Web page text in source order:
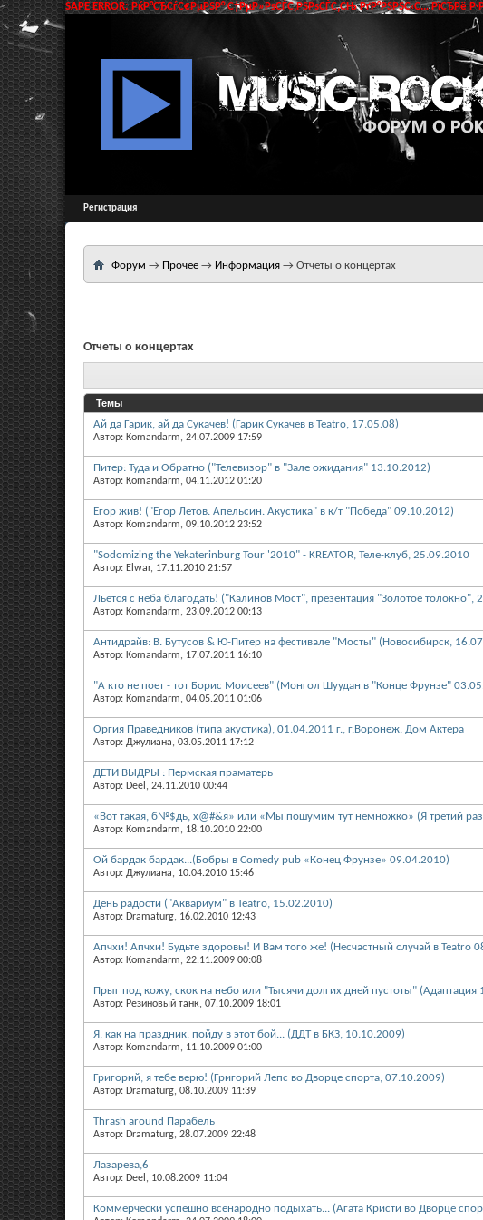
SAPE ERROR: РќР°СЂСѓС€РµРЅР° С†РµР»РѕСЃС‚РЅРѕСЃС‚СЊ РґР°РЅРЅС‹С…
Регистрация
Форум → Прочее → Информация → Отчеты о концертах
Отчеты о концертах
Темы
Ай да Гарик, ай да Сукачев! (Гарик Сукачев в Teatro, 17.05.08)
Автор: Komandarm, 24.07.2009 17:59
Питер: Туда и Обратно ("Телевизор" в "Зале ожидания" 13.10.2012)
Автор: Komandarm, 04.11.2012 01:20
Егор жив! ("Егор Летов. Апельсин. Акустика" в к/т "Победа" 09.10.2012)
Автор: Komandarm, 09.10.2012 23:52
"Sodomizing the Yekaterinburg Tour '2010" - KREATOR, Теле-клуб, 25.09.2010
Автор: Elwar, 17.11.2010 21:57
Льется с неба благодать! ("Калинов Мост", презентация "Золотое толокно",
Автор: Komandarm, 23.09.2012 00:13
Антидрайв: В. Бутусов & Ю-Питер на фестивале "Мосты" (Новосибирск,
Автор: Komandarm, 17.07.2011 16:10
"А кто не поет - тот Борис Моисеев" (Монгол Шуудан в "Конце Фрунзе"
Автор: Komandarm, 04.05.2011 01:06
Оргия Праведников (типа акустика), 01.04.2011 г., г.Воронеж. Дом Актера
Автор: Джулиана, 03.05.2011 17:12
ДЕТИ ВЫДРЫ : Пермская праматерь
Автор: Deel, 24.11.2010 00:44
«Вот такая, б№$дь, х@#&я» или «Мы пошумим тут немножко» (Я третий раз
Автор: Komandarm, 18.10.2010 22:00
Ой бардак бардак...(Бобры в Comedy pub «Конец Фрунзе» 09.04.2010)
Автор: Джулиана, 10.04.2010 15:46
День радости ("Аквариум" в Teatro, 15.02.2010)
Автор: Dramaturg, 16.02.2010 12:43
Апчхи! Апчхи! Будьте здоровы! И Вам того же! (Несчастный случай в Teatro
Автор: Komandarm, 22.11.2009 00:08
Прыг под кожу, скок на небо или "Тысячи долгих дней пустоты" (Адаптация
Автор: Резиновый танк, 07.10.2009 18:01
Я, как на праздник, пойду в этот бой... (ДДТ в БКЗ, 10.10.2009)
Автор: Komandarm, 11.10.2009 01:00
Григорий, я тебе верю! (Григорий Лепс во Дворце спорта, 07.10.2009)
Автор: Dramaturg, 08.10.2009 11:39
Thrash around Парабель
Автор: Dramaturg, 28.07.2009 22:48
Лазарева,6
Автор: Deel, 10.08.2009 11:04
Коммерчески успешно всенародно подыхать... (Агата Кристи во Дворце